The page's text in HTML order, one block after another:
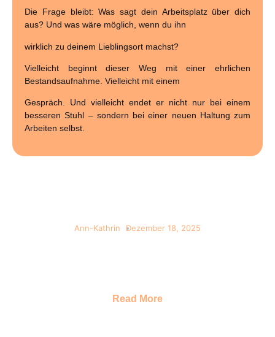
Die Frage bleibt: Was sagt dein Arbeitsplatz über dich
aus? Und was wäre möglich, wenn du ihn
wirklich zu deinem Lieblingsort machst?
Vielleicht beginnt dieser Weg mit einer ehrlichen
Bestandsaufnahme. Vielleicht mit einem
Gespräch. Und vielleicht endet er nicht nur bei einem
besseren Stuhl – sondern bei einer neuen Haltung zum
Arbeiten selbst.
Ann-Kathrin Dezember 18, 2025
Read More